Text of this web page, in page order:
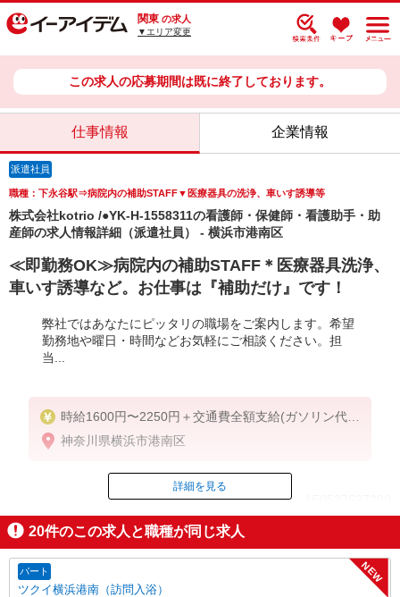
関東 の求人
▼エリア変更
この求人の応募期間は既に終了しております。
仕事情報 企業情報
派遣社員
職種：下永谷駅⇒病院内の補助STAFF▼医療器具の洗浄、車いす誘導等
株式会社kotrio /●YK-H-1558311の看護師・保健師・看護助手・助
産師の求人情報詳細（派遣社員） - 横浜市港南区
≪即勤務OK≫病院内の補助STAFF＊医療器具洗浄、
車いす誘導など。お仕事は『補助だけ』です！
弊社ではあなたにピッタリの職場をご案内します。希望
勤務地や曜日・時間などお気軽にご相談ください。担
当...
時給1600円〜2250円＋交通費全額支給(ガソリン代含
む)＋日払いOK
神奈川県横浜市港南区
ID：AE0527627200
掲載期間終了
詳細を見る
20件のこの求人と職種が同じ求人
パート
ツクイ横浜港南（訪問入浴）
NEW